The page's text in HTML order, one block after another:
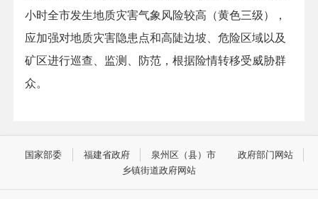
小时全市发生地质灾害气象风险较高（黄色三级），
应加强对地质灾害隐患点和高陡边坡、危险区域以及
矿区进行巡查、监测、防范，根据险情转移受威胁群
众。
国家部委 福建省政府 泉州区（县）市
政府部门网站
乡镇街道政府网站